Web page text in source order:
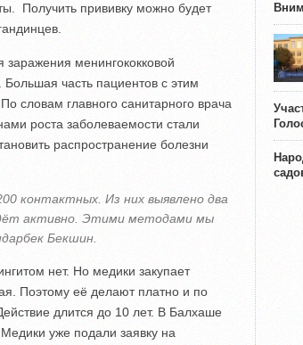
Получить прививку можно будет
заражения менингококковой
часть пациентов с этим
словам главного санитарного врача
роста заболеваемости стали
распространение болезни
контактных. Из них выявлено два
активно. Этими методами мы
Бекшин.
нет. Но медики закупает
Поэтому её делают платно и по
длится до 10 лет. В Балхаше
уже подали заявку на